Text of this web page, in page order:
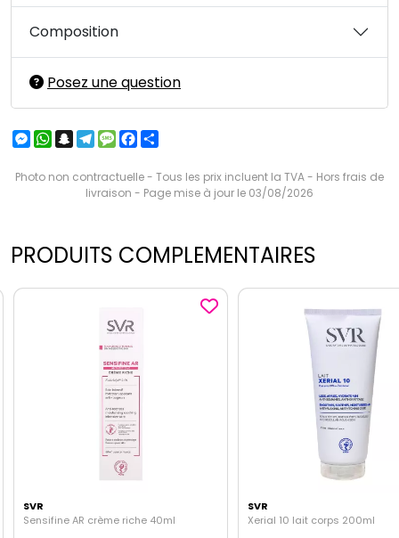
Composition
Posez une question
Messenger
WhatsApp
Snapchat
Telegram
MessageFacebook
Photo non contractuelle - Tous les prix incluent la TVA - Hors frais de
livraison - Page mise à jour le 03/08/2026
PRODUITS COMPLEMENTAIRES
SVR
Sensifine AR crème riche 40ml
SVR
Xerial 10 lait corps 200ml